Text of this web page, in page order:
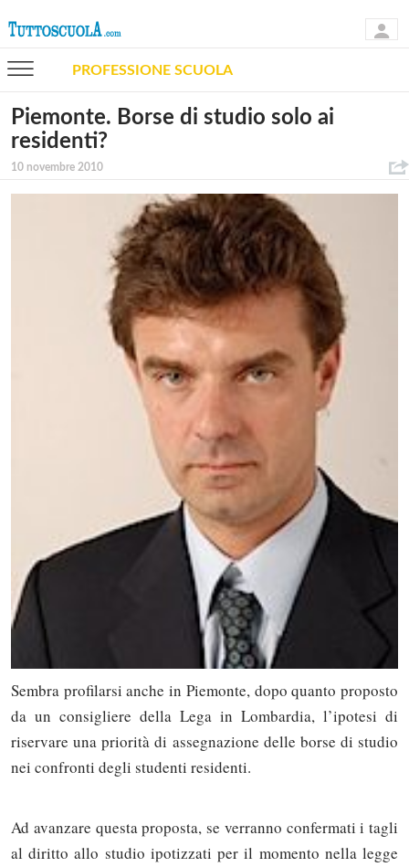
PROFESSIONE SCUOLA
Piemonte. Borse di studio solo ai
residenti?
10 novembre 2010
Sembra profilarsi anche in Piemonte, dopo quanto proposto
da un consigliere della Lega in Lombardia, l’ipotesi di
riservare una priorità di assegnazione delle borse di studio
nei confronti degli studenti residenti.
Ad avanzare questa proposta, se verranno confermati i tagli
al diritto allo studio ipotizzati per il momento nella legge